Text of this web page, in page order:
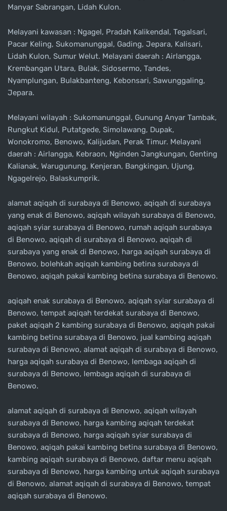
Manyar Sabrangan, Lidah Kulon.
Melayani kawasan : Ngagel, Pradah Kalikendal, Tegalsari,
Pacar Keling, Sukomanunggal, Gading, Jepara, Kalisari,
Lidah Kulon, Sumur Welut. Melayani daerah : Airlangga,
Krembangan Utara, Bulak, Sidosermo, Tandes,
Nyamplungan, Bulakbanteng, Kebonsari, Sawunggaling,
Jepara.
Melayani wilayah : Sukomanunggal, Gunung Anyar Tambak,
Rungkut Kidul, Putatgede, Simolawang, Dupak,
Wonokromo, Benowo, Kalijudan, Perak Timur. Melayani
daerah : Airlangga, Kebraon, Nginden Jangkungan, Genting
Kalianak, Warugunung, Kenjeran, Bangkingan, Ujung,
Ngagelrejo, Balaskumprik.
alamat aqiqah di surabaya di Benowo, aqiqah di surabaya
yang enak di Benowo, aqiqah wilayah surabaya di Benowo,
aqiqah syiar surabaya di Benowo, rumah aqiqah surabaya
di Benowo, aqiqah di surabaya di Benowo, aqiqah di
surabaya yang enak di Benowo, harga aqiqah surabaya di
Benowo, bolehkah aqiqah kambing betina surabaya di
Benowo, aqiqah pakai kambing betina surabaya di Benowo.
aqiqah enak surabaya di Benowo, aqiqah syiar surabaya di
Benowo, tempat aqiqah terdekat surabaya di Benowo,
paket aqiqah 2 kambing surabaya di Benowo, aqiqah pakai
kambing betina surabaya di Benowo, jual kambing aqiqah
surabaya di Benowo, alamat aqiqah di surabaya di Benowo,
harga aqiqah surabaya di Benowo, lembaga aqiqah di
surabaya di Benowo, lembaga aqiqah di surabaya di
Benowo.
alamat aqiqah di surabaya di Benowo, aqiqah wilayah
surabaya di Benowo, harga kambing aqiqah terdekat
surabaya di Benowo, harga aqiqah syiar surabaya di
Benowo, aqiqah pakai kambing betina surabaya di Benowo,
kambing aqiqah surabaya di Benowo, daftar menu aqiqah
surabaya di Benowo, harga kambing untuk aqiqah surabaya
di Benowo, alamat aqiqah di surabaya di Benowo, tempat
aqiqah surabaya di Benowo.